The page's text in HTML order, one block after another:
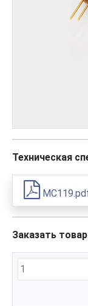
Техническая
Заказать